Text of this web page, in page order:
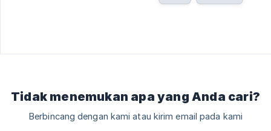
Tidak menemukan apa yang Anda cari?
Berbincang dengan kami atau kirim email pada kami